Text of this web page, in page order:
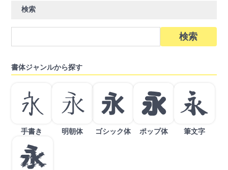
検索
書体ジャンルから探す
手書き 明朝体 ゴシック体 ポップ体 筆文字